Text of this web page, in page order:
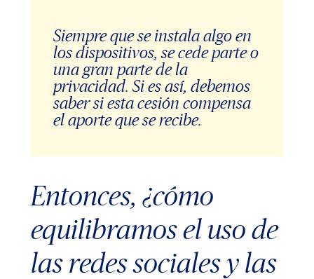
Siempre que se instala algo en
los dispositivos, se cede parte o
una gran parte de la
privacidad. Si es así, debemos
saber si esta cesión compensa
el aporte que se recibe.
Entonces, ¿cómo
equilibramos el uso de
las redes sociales y las